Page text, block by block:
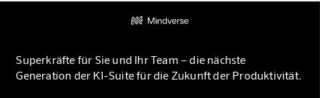
Superkräfte für Sie und Ihr Team – die nächste
Generation der KI-Suite für die Zukunft der Produktivität.